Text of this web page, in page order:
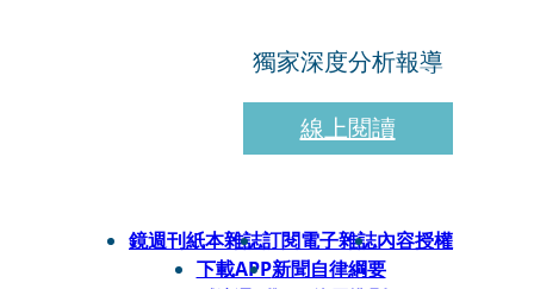
獨家深度分析報導
線上閱讀
鏡週刊紙本雜誌訂閱電子雜誌內容授權
下載APP新聞自律綱要